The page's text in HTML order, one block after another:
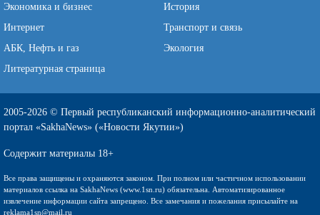
Экономика и бизнес
История
Интернет
Транспорт и связь
АБК, Нефть и газ
Экология
Литературная страница
2005-2026 © Первый республиканский информационно-аналитический
портал «SakhaNews» («Новости Якутии»)
Содержит материалы 18+
Все права защищены и охраняются законом. При полном или частичном использовании
материалов ссылка на SakhaNews (www.1sn.ru) обязательна. Автоматизированное
извлечение информации сайта запрещено. Все замечания и пожелания присылайте на
reklama1sn@mail.ru